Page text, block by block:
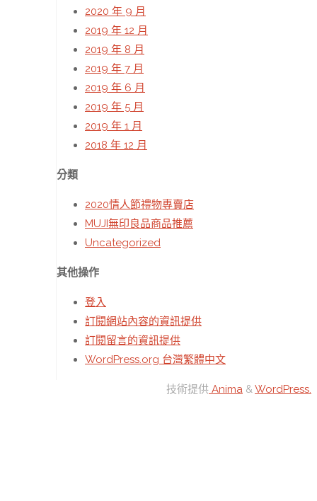
2020 年 9 月
2019 年 12 月
2019 年 8 月
2019 年 7 月
2019 年 6 月
2019 年 5 月
2019 年 1 月
2018 年 12 月
分類
2020情人節禮物專賣店
MUJI無印良品商品推薦
Uncategorized
其他操作
登入
訂閱網站內容的資訊提供
訂閱留言的資訊提供
WordPress.org 台灣繁體中文
技術提供 Anima &WordPress.